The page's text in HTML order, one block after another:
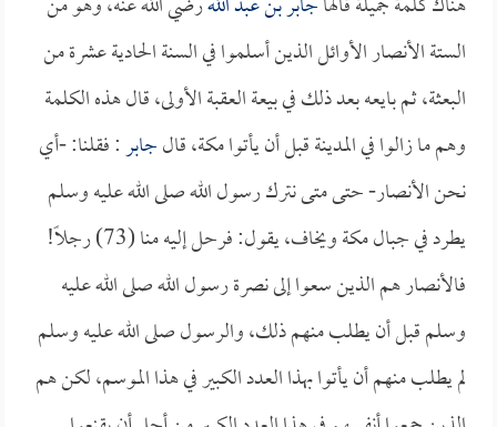
الستة الأنصار الأوائل الذين أسلموا في السنة الحادية عشرة من
البعثة، ثم بايعه بعد ذلك في بيعة العقبة الأولى، قال هذه الكلمة
وهم ما زالوا في المدينة قبل أن يأتوا مكة، قالجابر: فقلنا: -أي
نحن الأنصار- حتى متى نترك رسول الله صلى الله عليه وسلم
يطرد في جبال مكة ويخاف، يقول: فرحل إليه منا (73) رجلاً!
فالأنصار هم الذين سعوا إلى نصرة رسول الله صلى الله عليه
وسلم قبل أن يطلب منهم ذلك، والرسول صلى الله عليه وسلم
لم يطلب منهم أن يأتوا بهذا العدد الكبير في هذا الموسم، لكن هم